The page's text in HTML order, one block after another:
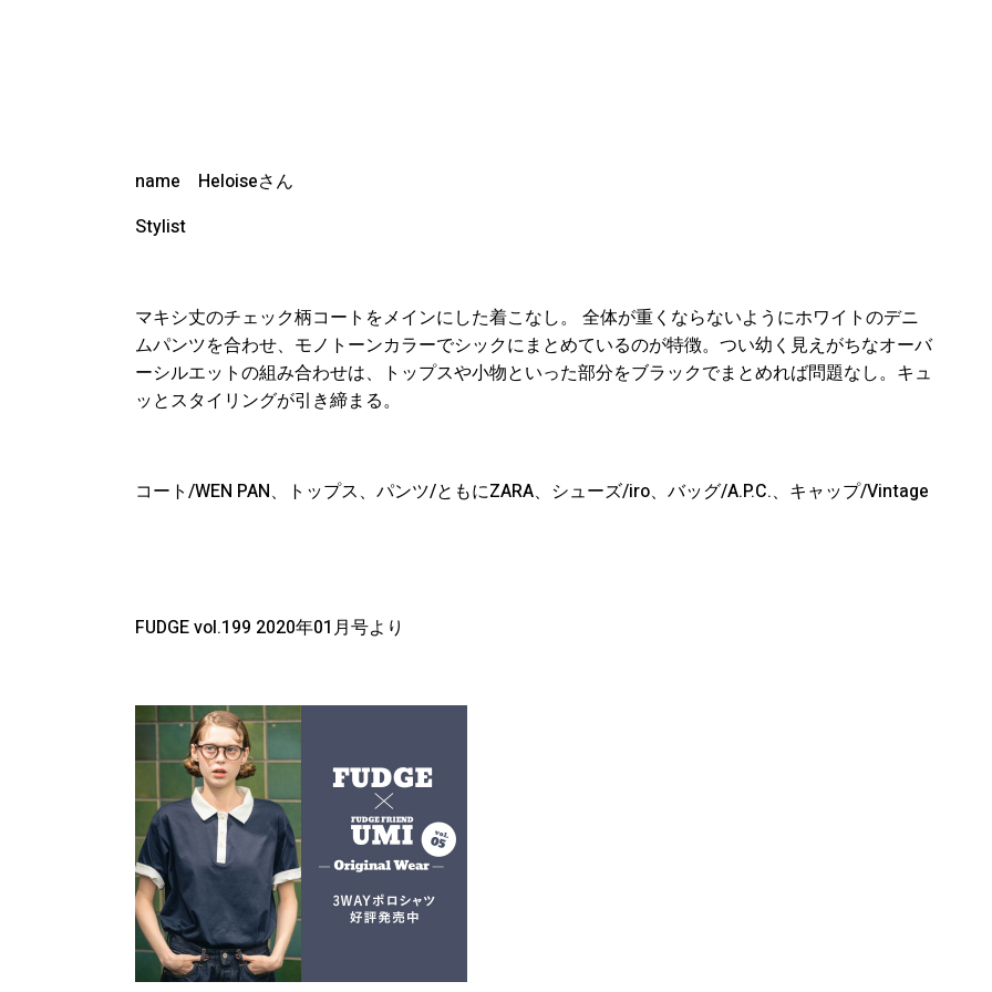
name Heloiseさん
Stylist
マキシ丈のチェック柄コートをメインにした着こなし。 全体が重くならないようにホワイトのデニ
ムパンツを合わせ、モノトーンカラーでシックにまとめているのが特徴。つい幼く見えがちなオーバ
ーシルエットの組み合わせは、トップスや小物といった部分をブラックでまとめれば問題なし。キュ
ッとスタイリングが引き締まる。
コート/WEN PAN、トップス、パンツ/ともにZARA、シューズ/iro、バッグ/A.P.C.、キャップ/Vintage
FUDGE vol.199 2020年01月号より